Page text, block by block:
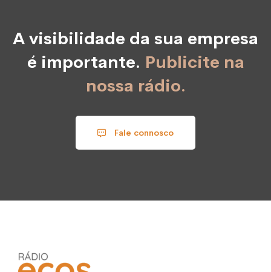
A visibilidade da sua empresa
é importante. Publicite na
nossa rádio.
Fale connosco